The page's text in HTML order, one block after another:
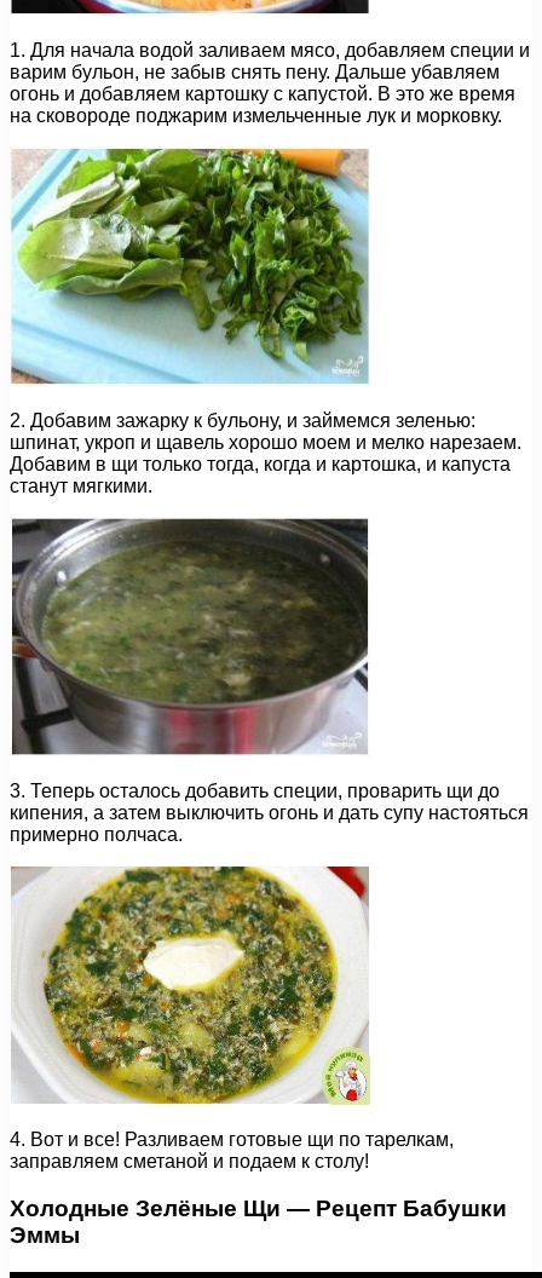
1. Для начала водой заливаем мясо, добавляем специи и
варим бульон, не забыв снять пену. Дальше убавляем
огонь и добавляем картошку с капустой. В это же время
на сковороде поджарим измельченные лук и морковку.
2. Добавим зажарку к бульону, и займемся зеленью:
шпинат, укроп и щавель хорошо моем и мелко нарезаем.
Добавим в щи только тогда, когда и картошка, и капуста
станут мягкими.
3. Теперь осталось добавить специи, проварить щи до
кипения, а затем выключить огонь и дать супу настояться
примерно полчаса.
4. Вот и все! Разливаем готовые щи по тарелкам,
заправляем сметаной и подаем к столу!
Холодные Зелёные Щи — Рецепт Бабушки
Эммы